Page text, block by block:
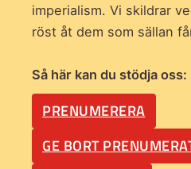
imperialism. Vi skildrar
röst åt dem som sällan
Så här kan du stödja oss:
PRENUMERERA
GE BORT